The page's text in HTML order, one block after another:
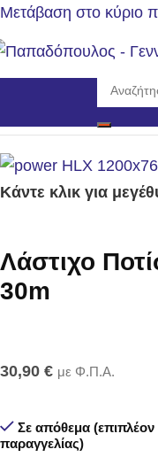
Μετάβαση στο κύριο
Αρχική σελίδα/
Κάντε κλικ για
Λάστιχο
30m
30,90 € με Φ.Π.Α.
Σε απόθεμα (επιπλέον
παραγγελίας)